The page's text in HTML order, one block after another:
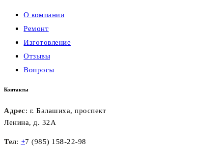
О компании
Ремонт
Изготовление
Отзывы
Вопросы
Контакты
Адрес: г. Балашиха, проспект
Ленина, д. 32А
Тел: +7 (985) 158-22-98